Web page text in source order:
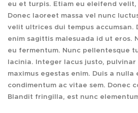
eu et turpis. Etiam eu eleifend velit,
Donec laoreet massa vel nunc
velit ultrices dui tempus accumsan.
enim sagittis malesuada id ut eros.
eu fermentum. Nunc pellentesque
lacinia. Integer lacus justo, pulvinar
maximus egestas enim. Duis a
condimentum ac vitae sem. Donec
Blandit fringilla, est nunc